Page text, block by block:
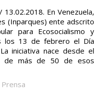
13.02.2018. En Venezuela,
(Inparques) ente adscrito
para Ecosocialismo y
los 13 de febrero el Día
iniciativa nace desde el
de más de 50 de esos
Prensa